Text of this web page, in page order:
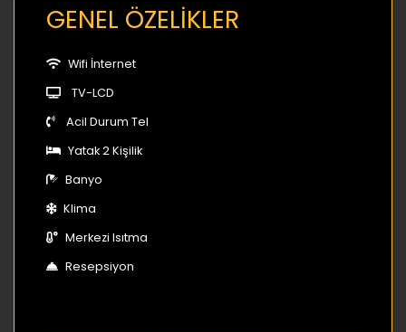
GENEL ÖZELİKLER
Wifi İnternet
TV-LCD
Acil Durum Tel
Yatak 2 Kişilik
Banyo
Klima
Merkezi Isıtma
Resepsiyon